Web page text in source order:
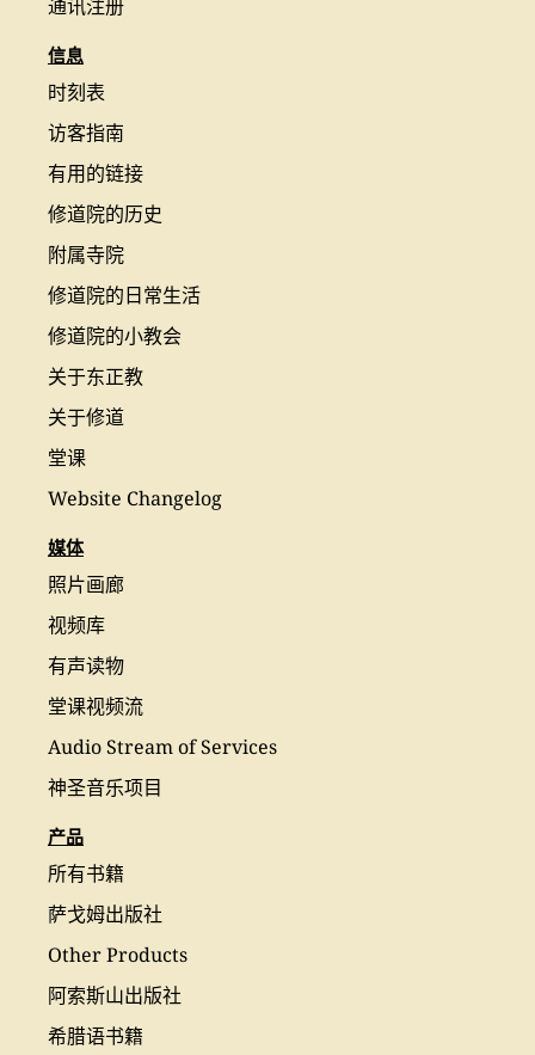
通讯注册
信息
时刻表
访客指南
有用的链接
修道院的历史
附属寺院
修道院的日常生活
修道院的小教会
关于东正教
关于修道
堂课
Website Changelog
媒体
照片画廊
视频库
有声读物
堂课视频流
Audio Stream of Services
神圣音乐项目
产品
所有书籍
萨戈姆出版社
Other Products
阿索斯山出版社
希腊语书籍